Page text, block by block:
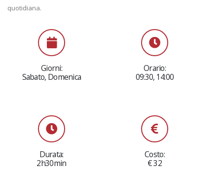
quotidiana.
Giorni:
Sabato, Domenica
Orario:
09:30, 14:00
Durata:
2h30min
Costo:
€ 32